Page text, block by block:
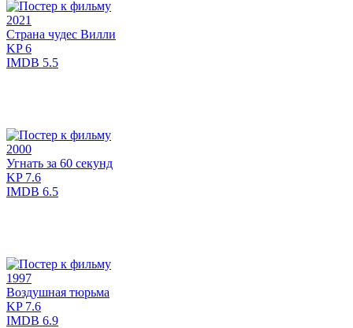
2021
Страна чудес Вилли
KP6
IMDB 5.5
2000
Угнать за 60 секунд
KP7.6
IMDB 6.5
1997
Воздушная тюрьма
KP7.6
IMDB 6.9